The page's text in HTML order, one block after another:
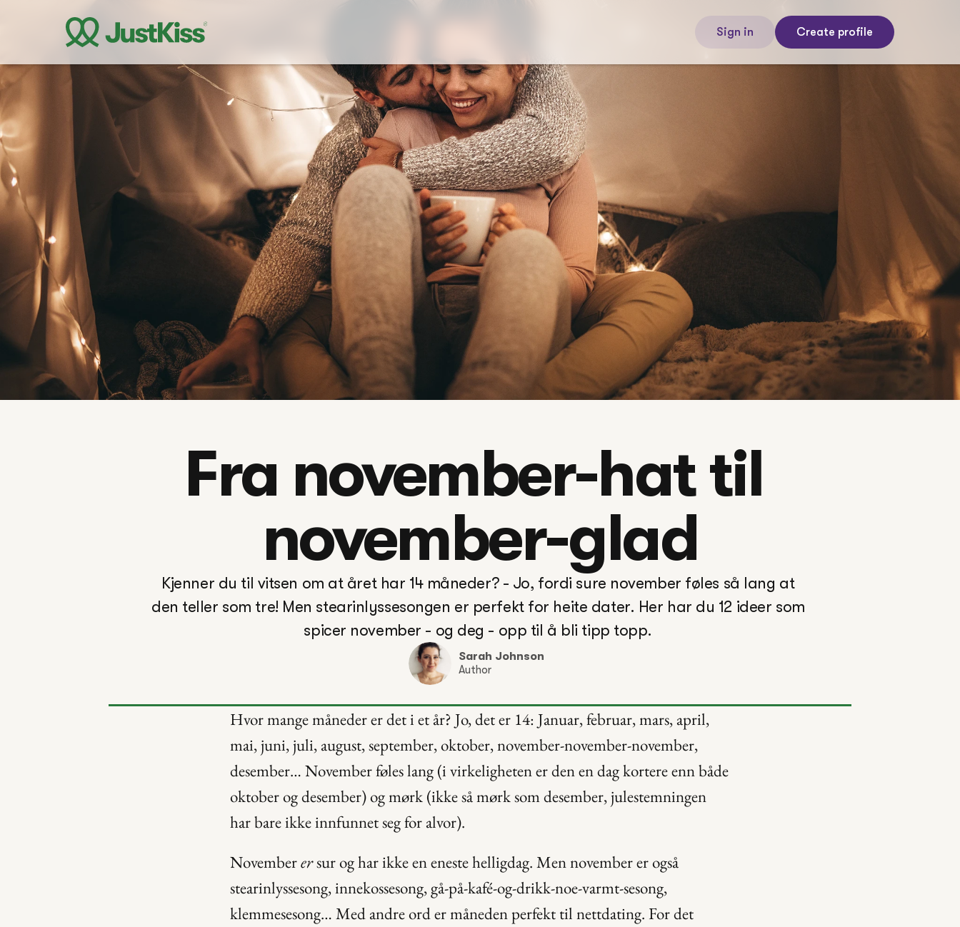
Sign in Create profile
Fra november-hat til
november-glad
Kjenner du til vitsen om at året har 14 måneder? - Jo, fordi sure november føles så lang at
den teller som tre! Men stearinlyssesongen er perfekt for heite dater. Her har du 12 ideer som
spicer november - og deg - opp til å bli tipp topp.
Sarah Johnson
Author
Hvor mange måneder er det i et år? Jo, det er 14: Januar, februar, mars, april,
mai, juni, juli, august, september, oktober, november-november-november,
desember… November føles lang (i virkeligheten er den en dag kortere enn både
oktober og desember) og mørk (ikke så mørk som desember, julestemningen
har bare ikke innfunnet seg for alvor).
November er sur og har ikke en eneste helligdag. Men november er også
stearinlyssesong, innekossesong, gå-på-kafé-og-drikk-noe-varmt-sesong,
klemmesesong… Med andre ord er måneden perfekt til nettdating. For det